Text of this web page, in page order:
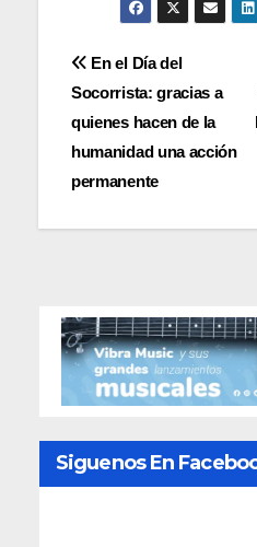
Navegación
de
entradas
En el Día del
Socorrista: gracias a
quienes hacen de la
humanidad una acción
permanente
Siguenos En